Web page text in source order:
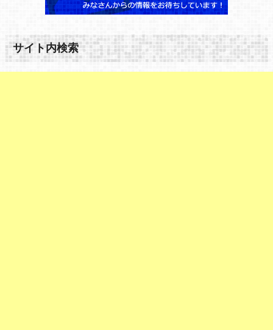
サイト内検索